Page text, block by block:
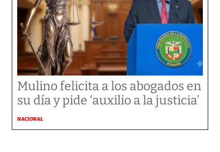
Mulino felicita a los abogados en
su día y pide ‘auxilio a la justicia’
NACIONAL